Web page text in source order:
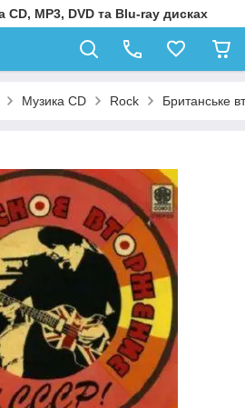
MP3, DVD та Blu-ray дисках
Музика CD Rock Британське